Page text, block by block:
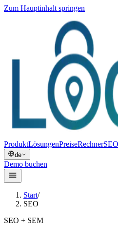
Zum Hauptinhalt springen
ProduktLösungenPreiseRechnerSEO
de
Demo buchen
Start/
SEO
SEO + SEM